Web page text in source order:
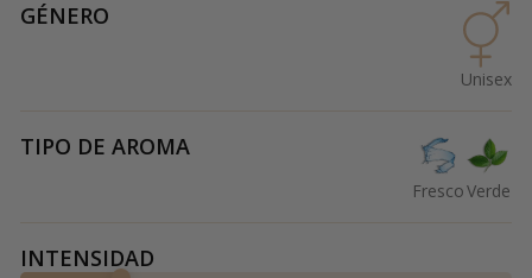
GÉNERO
Unisex
TIPO DE AROMA
FrescoVerde
INTENSIDAD